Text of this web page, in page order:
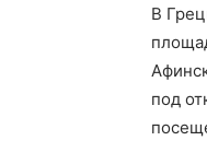
В
под